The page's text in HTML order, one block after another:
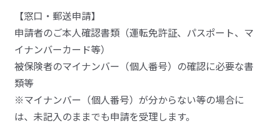
【窓口・郵送申請】
申請者のご本人確認書類（運転免許証、パスポート、マ
イナンバーカード等）
被保険者のマイナンバー（個人番号）の確認に必要な書
類等
※マイナンバー（個人番号）が分からない等の場合に
は、未記入のままでも申請を受理します。